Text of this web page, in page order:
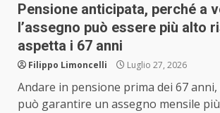
Pensione anticipata, perché a
l’assegno può essere più alto
aspetta i 67 anni
Filippo Limoncelli Luglio 27, 2026
Andare in pensione prima dei 67 anni,
può garantire un assegno mensile più